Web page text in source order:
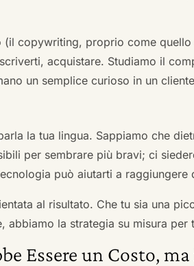
copywriting, proprio come
acquistare. Studiamo il
un semplice curioso in un
la tua lingua. Sappiamo che
per sembrare più bravi; ci
può aiutarti a raggiungere
al risultato. Che tu sia una
abbiamo la strategia su misura per
Essere un Costo,